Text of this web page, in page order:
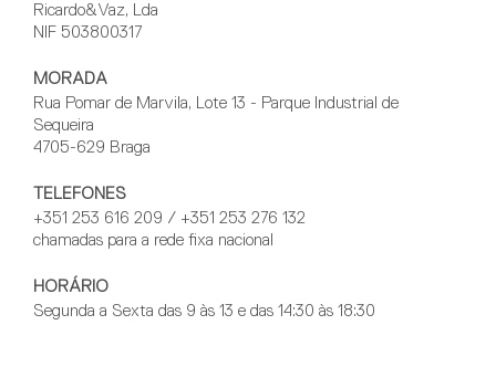
Ricardo&Vaz, Lda
NIF 503800317
MORADA
Rua Pomar de Marvila, Lote 13 - Parque Industrial de
Sequeira
4705-629 Braga
TELEFONES
+351 253 616 209 / +351 253 276 132
chamadas para a rede fixa nacional
HORÁRIO
Segunda a Sexta das 9 às 13 e das 14:30 às 18:30